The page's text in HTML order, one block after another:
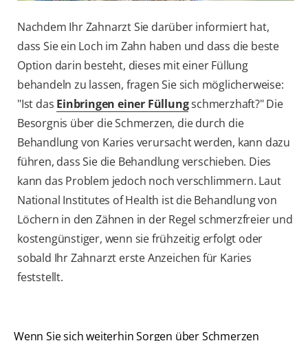
Nachdem Ihr Zahnarzt Sie darüber informiert hat,
dass Sie ein Loch im Zahn haben und dass die beste
Option darin besteht, dieses mit einer Füllung
behandeln zu lassen, fragen Sie sich möglicherweise:
"Ist das Einbringen einer Füllungschmerzhaft?" Die
Besorgnis über die Schmerzen, die durch die
Behandlung von Karies verursacht werden, kann dazu
führen, dass Sie die Behandlung verschieben. Dies
kann das Problem jedoch noch verschlimmern. Laut
National Institutes of Health ist die Behandlung von
Löchern in den Zähnen in der Regel schmerzfreier und
kostengünstiger, wenn sie frühzeitig erfolgt oder
sobald Ihr Zahnarzt erste Anzeichen für Karies
feststellt.
Wenn Sie sich weiterhin Sorgen über Schmerzen